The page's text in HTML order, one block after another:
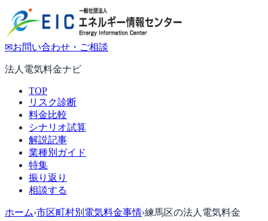
✉お問い合わせ・ご相談
法人電気料金ナビ
TOP
リスク診断
料金比較
シナリオ試算
解説記事
業種別ガイド
特集
振り返り
相談する
ホーム›市区町村別電気料金事情›練馬区の法人電気料金